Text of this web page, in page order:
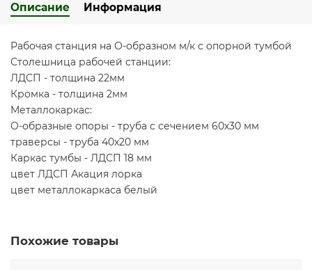
Описание Информация
Рабочая станция на О-образном м/к с опорной тумбой
Столешница рабочей станции:
ЛДСП - толщина 22мм
Кромка - толщина 2мм
Металлокаркас:
О-образные опоры - труба с сечением 60х30 мм
траверсы - труба 40х20 мм
Каркас тумбы - ЛДСП 18 мм
цвет ЛДСП Акация лорка
цвет металлокаркаса белый
Похожие товары